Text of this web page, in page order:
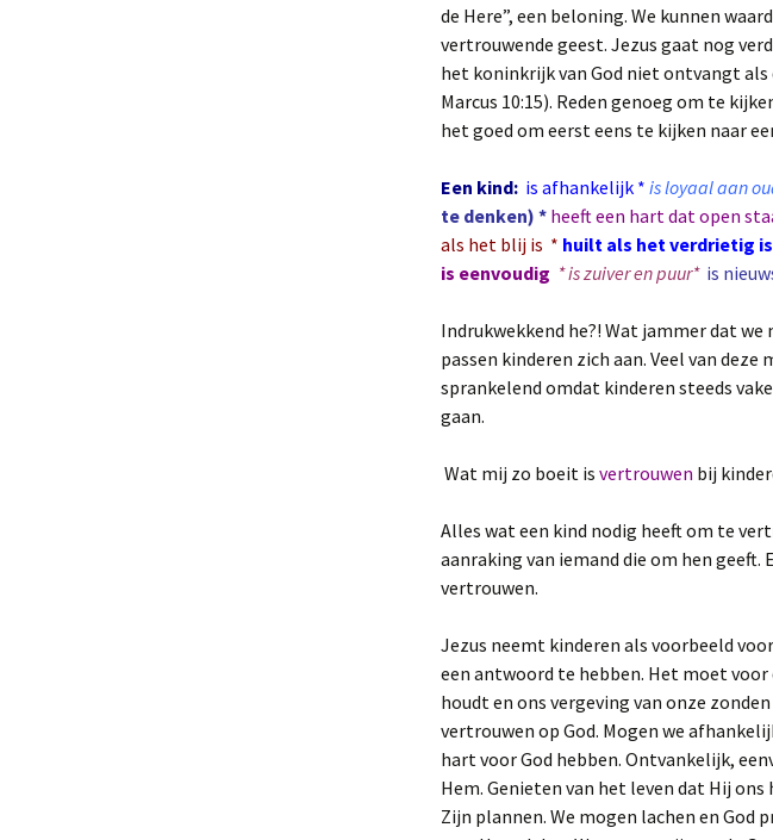
de Here”, een beloning. We kunnen
vertrouwende geest. Jezus gaat nog
het koninkrijk van God niet ontvangt
Marcus 10:15). Reden genoeg om te
het goed om eerst eens te kijken naar
Een kind: is afhankelijk * is loyaal aan
te denken) * heeft een hart dat open
als het blij is * huilt als het verdrietig
is eenvoudig * is zuiver en puur* is
Indrukwekkend he?! Wat jammer dat
passen kinderen zich aan. Veel van
sprankelend omdat kinderen steeds
gaan.
Wat mij zo boeit is vertrouwen bij
Alles wat een kind nodig heeft om te
aanraking van iemand die om hen
vertrouwen.
Jezus neemt kinderen als voorbeeld
een antwoord te hebben. Het moet
houdt en ons vergeving van onze
vertrouwen op God. Mogen we
hart voor God hebben. Ontvankelijk,
Hem. Genieten van het leven dat Hij
Zijn plannen. We mogen lachen en God